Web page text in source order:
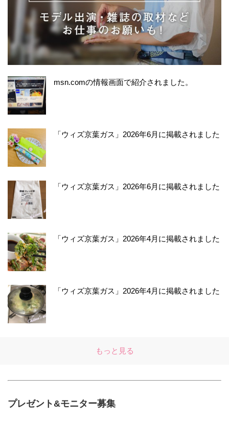
msn.comの情報画面で紹介されました。
「ウィズ京葉ガス」2026年6月に掲載されました
「ウィズ京葉ガス」2026年6月に掲載されました
「ウィズ京葉ガス」2026年4月に掲載されました
「ウィズ京葉ガス」2026年4月に掲載されました
もっと見る
プレゼント&モニター募集